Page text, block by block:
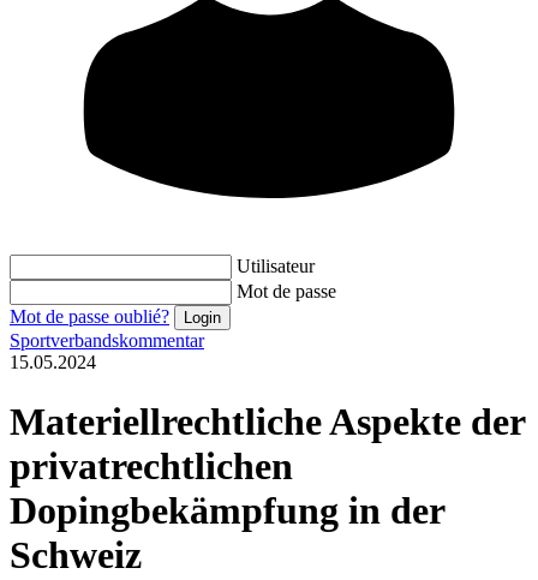
Utilisateur
Mot de passe
Mot de passe oublié?
Sportverbandskommentar
15.05.2024
Materiellrechtliche Aspekte der
privatrechtlichen
Dopingbekämpfung in der
Schweiz